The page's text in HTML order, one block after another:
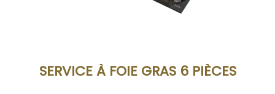
ACHETER
SERVICE À FOIE GRAS 6 PIÈCES